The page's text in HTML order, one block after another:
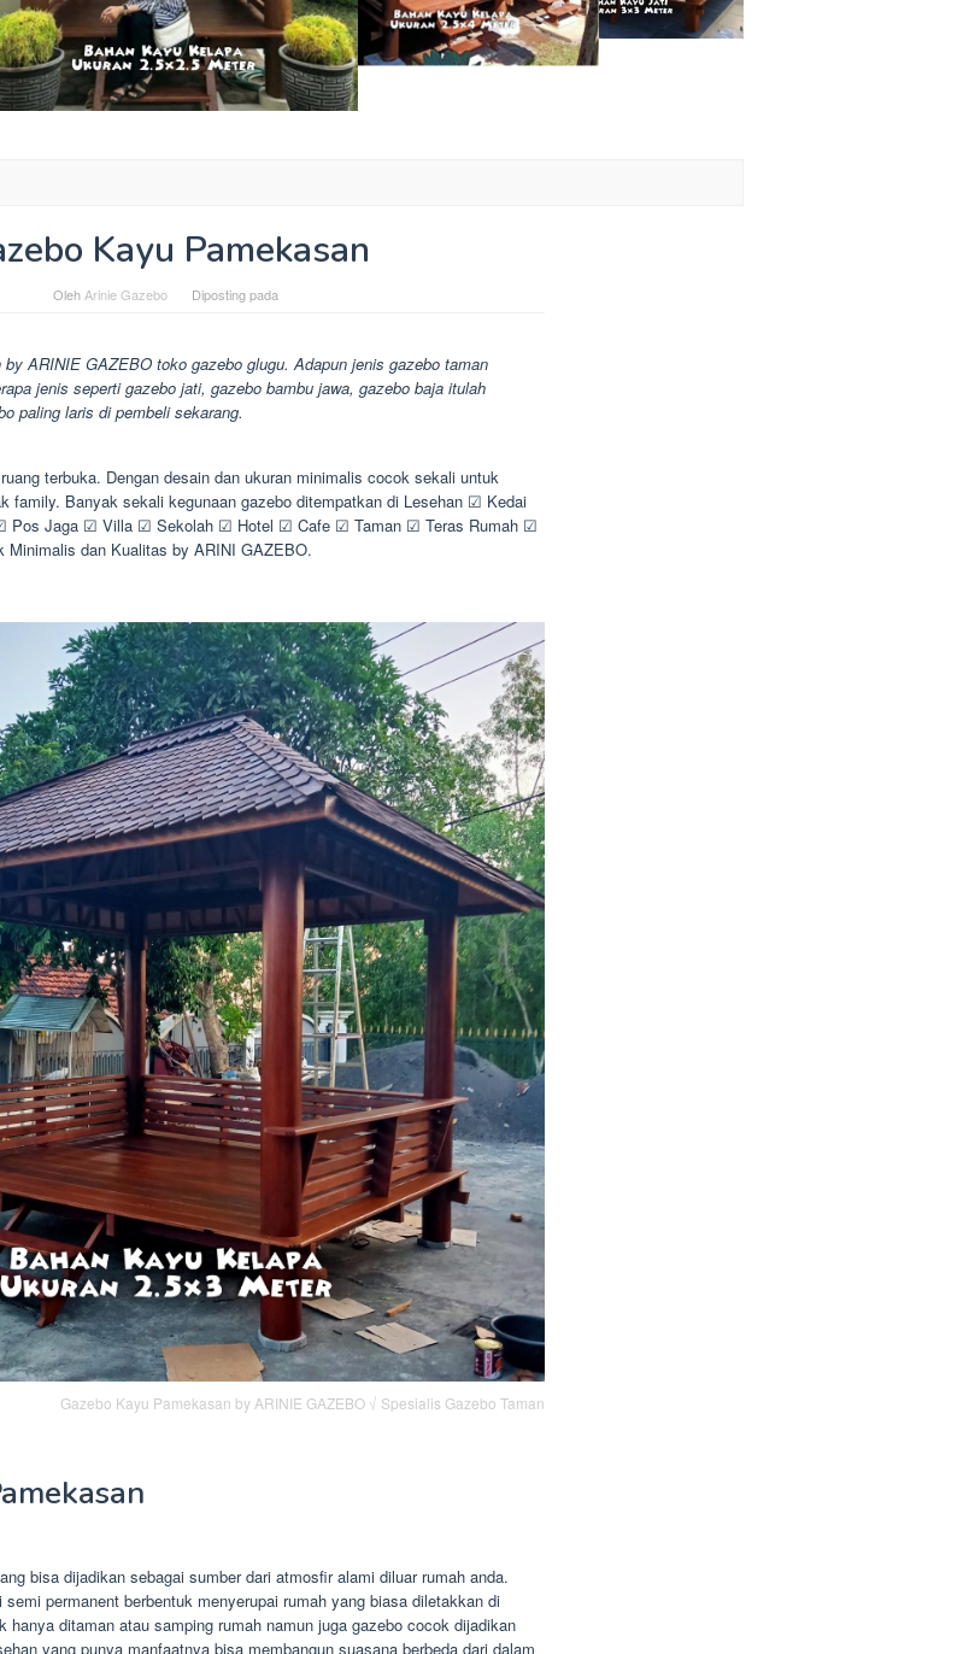
Kayu Pamekasan
Oleh Arinie Gazebo Diposting pada
ARINIE GAZEBO toko gazebo glugu. Adapun jenis gazebo taman
jenis seperti gazebo jati, gazebo bambu jawa, gazebo baja itulah
paling laris di pembeli sekarang.
terbuka. Dengan desain dan ukuran minimalis cocok sekali untuk
family. Banyak sekali kegunaan gazebo ditempatkan di Lesehan ☑ Kedai
Pos Jaga ☑ Villa ☑ Sekolah ☑ Hotel ☑ Cafe ☑ Taman ☑ Teras Rumah ☑
Minimalis dan Kualitas by ARINI GAZEBO.
Gazebo Kayu Pamekasan by ARINIE GAZEBO √ Spesialis Gazebo Taman
bisa dijadikan sebagai sumber dari atmosfir alami diluar rumah anda.
permanent berbentuk menyerupai rumah yang biasa diletakkan di
hanya ditaman atau samping rumah namun juga gazebo cocok dijadikan
yang punya manfaatnya bisa membangun suasana berbeda dari dalam